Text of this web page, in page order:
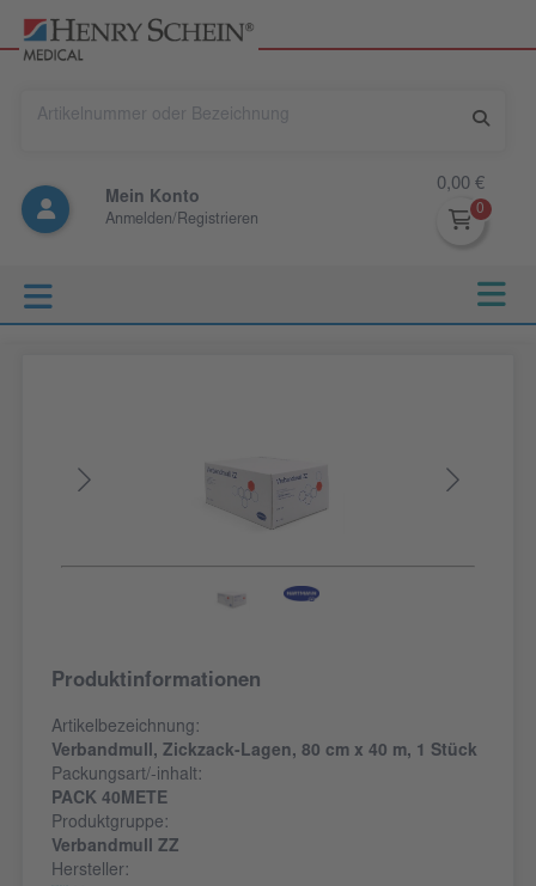
Mein Konto
Anmelden/Registrieren
0,00 €
Produktinformationen
Artikelbezeichnung:
Verbandmull, Zickzack-Lagen, 80 cm x 40 m, 1 Stück
Packungsart/-inhalt:
PACK 40METE
Produktgruppe:
Verbandmull ZZ
Hersteller: